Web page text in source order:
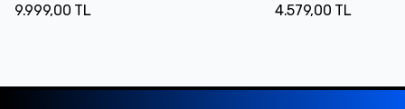
9.999,00 TL 4.579,00 TL